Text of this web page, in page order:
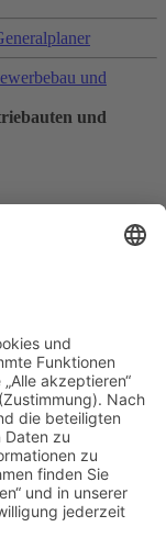
und
Thüringen erhält
und
bzw. für eine
von KMU
werden
erfolgt aus
aus Mitteln des